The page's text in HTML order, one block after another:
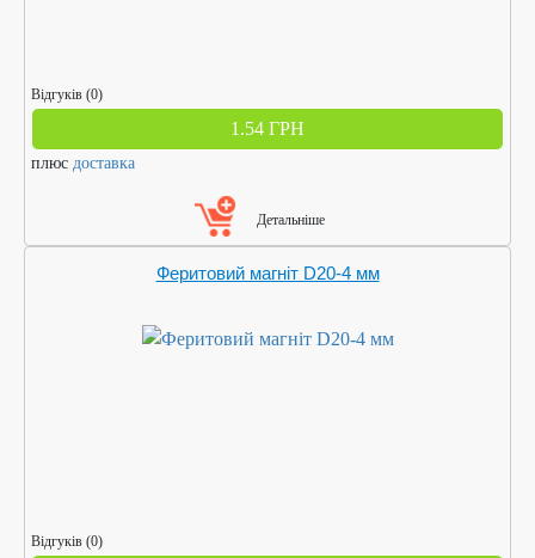
Відгуків (0)
1.54 ГРН
плюс доставка
Детальніше
Феритовий магніт D20-4 мм
Відгуків (0)